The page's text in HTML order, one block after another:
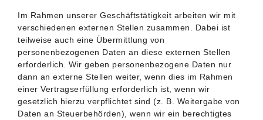
Im Rahmen unserer Geschäftstätigkeit arbeiten wir mit
verschiedenen externen Stellen zusammen. Dabei ist
teilweise auch eine Übermittlung von
personenbezogenen Daten an diese externen Stellen
erforderlich. Wir geben personenbezogene Daten nur
dann an externe Stellen weiter, wenn dies im Rahmen
einer Vertragserfüllung erforderlich ist, wenn wir
gesetzlich hierzu verpflichtet sind (z. B. Weitergabe von
Daten an Steuerbehörden), wenn wir ein berechtigtes